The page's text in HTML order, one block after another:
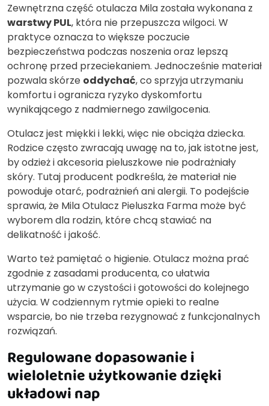
Zewnętrzna część otulacza Mila została wykonana z
warstwy PUL, która nie przepuszcza wilgoci. W
praktyce oznacza to większe poczucie
bezpieczeństwa podczas noszenia oraz lepszą
ochronę przed przeciekaniem. Jednocześnie materiał
pozwala skórze oddychać, co sprzyja utrzymaniu
komfortu i ogranicza ryzyko dyskomfortu
wynikającego z nadmiernego zawilgocenia.
Otulacz jest miękki i lekki, więc nie obciąża dziecka.
Rodzice często zwracają uwagę na to, jak istotne jest,
by odzież i akcesoria pieluszkowe nie podrażniały
skóry. Tutaj producent podkreśla, że materiał nie
powoduje otarć, podrażnień ani alergii. To podejście
sprawia, że Mila Otulacz Pieluszka Farma może być
wyborem dla rodzin, które chcą stawiać na
delikatność i jakość.
Warto też pamiętać o higienie. Otulacz można prać
zgodnie z zasadami producenta, co ułatwia
utrzymanie go w czystości i gotowości do kolejnego
użycia. W codziennym rytmie opieki to realne
wsparcie, bo nie trzeba rezygnować z funkcjonalnych
rozwiązań.
Regulowane dopasowanie i
wieloletnie użytkowanie dzięki
układowi nap